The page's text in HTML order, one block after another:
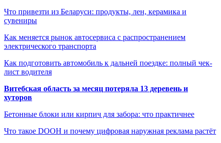
Что привезти из Беларуси: продукты, лен, керамика и
сувениры
Как меняется рынок автосервиса с распространением
электрического транспорта
Как подготовить автомобиль к дальней поездке: полный чек-
лист водителя
Витебская область за месяц потеряла 13 деревень и
хуторов
Бетонные блоки или кирпич для забора: что практичнее
Что такое DOOH и почему цифровая наружная реклама растёт